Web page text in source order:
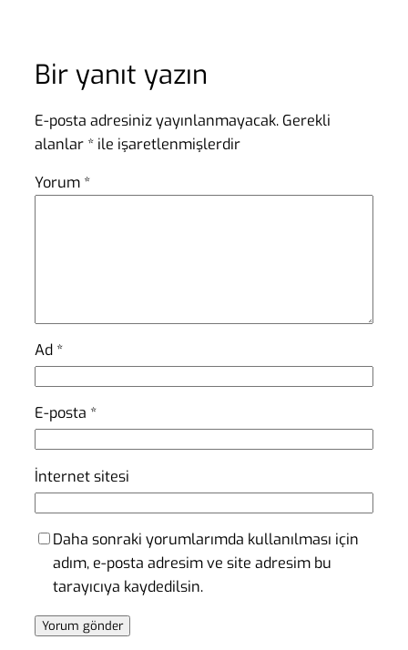
Bir yanıt yazın
E-posta adresiniz yayınlanmayacak. Gerekli
alanlar * ile işaretlenmişlerdir
Yorum *
Ad *
E-posta *
İnternet sitesi
Daha sonraki yorumlarımda kullanılması için
adım, e-posta adresim ve site adresim bu
tarayıcıya kaydedilsin.